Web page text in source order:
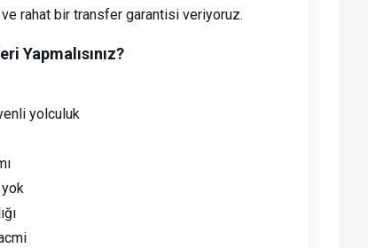
rahat bir transfer garantisi veriyoruz.
Yapmalısınız?
yolculuk